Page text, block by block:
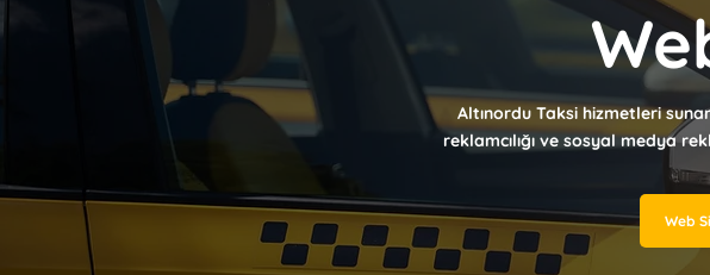
Altınordu Taksi hizmetleri
reklamcılığı ve sosyal medya
Web